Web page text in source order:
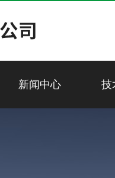
新闻中心 技